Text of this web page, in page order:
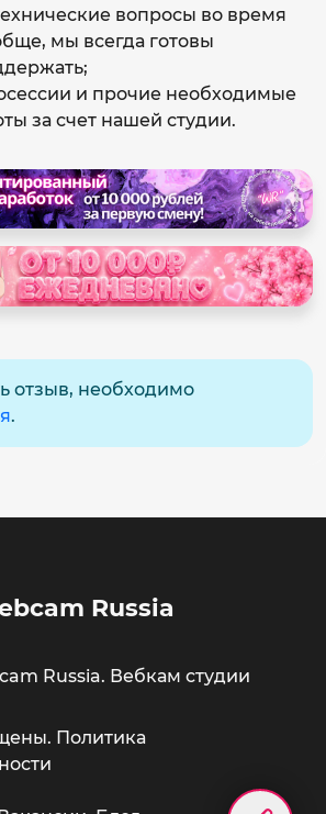
вопросы во время
мы всегда готовы
и прочие необходимые
за счет нашей студии.
отзыв, необходимо
.
Russia
Russia. Вебкам студии
Политика